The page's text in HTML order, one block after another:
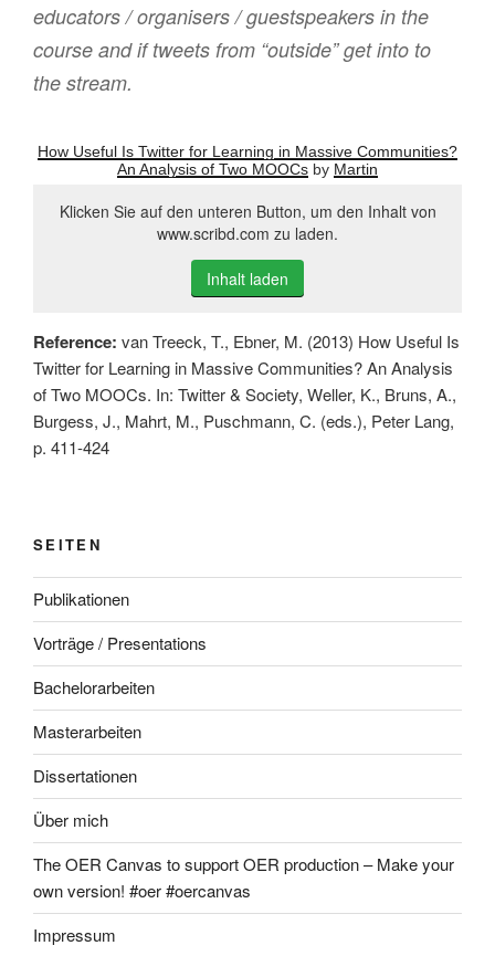
educators / organisers / guestspeakers in the
course and if tweets from “outside” get into to
the stream.
How Useful Is Twitter for Learning in Massive Communities?
An Analysis of Two MOOCs by Martin
Klicken Sie auf den unteren Button, um den Inhalt von
www.scribd.com zu laden.
Inhalt laden
Reference: van Treeck, T., Ebner, M. (2013) How Useful Is
Twitter for Learning in Massive Communities? An Analysis
of Two MOOCs. In: Twitter & Society, Weller, K., Bruns, A.,
Burgess, J., Mahrt, M., Puschmann, C. (eds.), Peter Lang,
p. 411-424
SEITEN
Publikationen
Vorträge / Presentations
Bachelorarbeiten
Masterarbeiten
Dissertationen
Über mich
The OER Canvas to support OER production – Make your
own version! #oer #oercanvas
Impressum